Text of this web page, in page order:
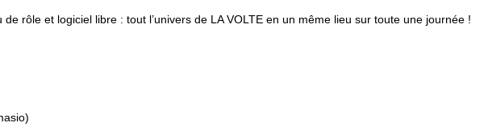
rôle et logiciel libre : tout l’univers de LA VOLTE en un même lieu sur toute une journée !